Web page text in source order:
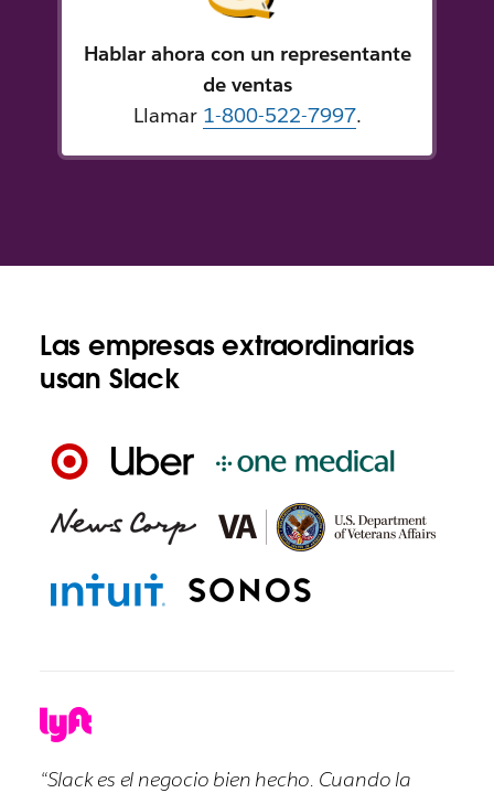
Hablar ahora con un representante
de ventas
Llamar 1-800-522-7997.
Las empresas extraordinarias
usan Slack
“Slack es el negocio bien hecho. Cuando la